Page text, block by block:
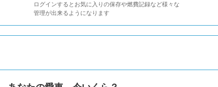
ログインするとお気に入りの保存や燃費記録など様々な
管理が出来るようになります